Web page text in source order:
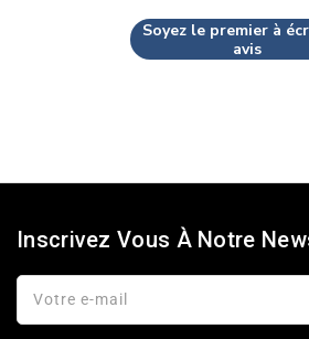
Soyez le premier à
avis
Inscrivez Vous À Notre
Votre e-mail